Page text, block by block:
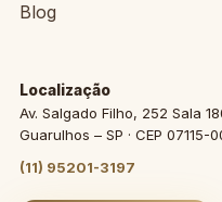
Blog
Localização
Av. Salgado Filho, 252 Sala
Guarulhos – SP · CEP 07115-
(11) 95201-3197